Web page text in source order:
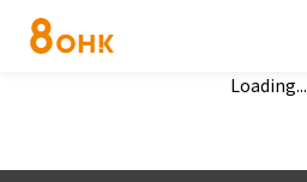
企業理念
Loading...